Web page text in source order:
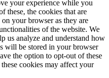
your experience while you
these, the cookies that are
on your browser as they are
of the website. We
us analyze and understand how
will be stored in your browser
the option to opt-out of these
cookies may affect your